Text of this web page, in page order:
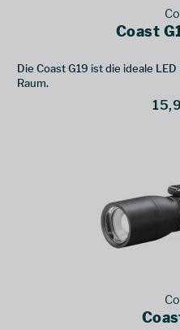
Coast
Die Coast G19 ist die ideale
Raum.